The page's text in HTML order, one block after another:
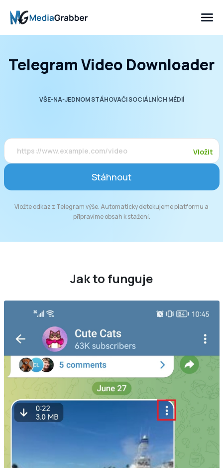
Telegram Video Downloader
VŠE-NA-JEDNOM STÁHOVAČI SOCIÁLNÍCH MÉDIÍ
Vložit
Stáhnout
Vložte odkaz z Telegram výše. Automaticky detekujeme platformu a
připravíme obsah k stažení.
Jak to funguje